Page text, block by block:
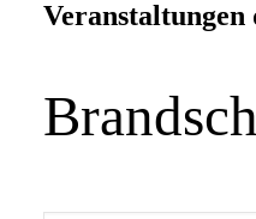
Veranstaltungen